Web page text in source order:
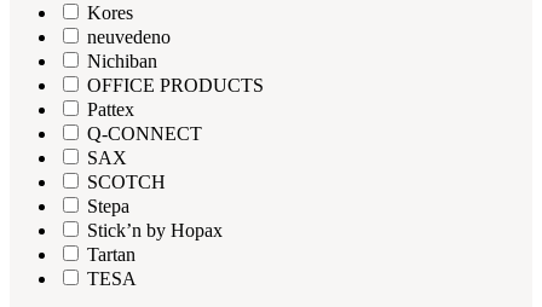
Kores
neuvedeno
Nichiban
OFFICE PRODUCTS
Pattex
Q-CONNECT
SAX
SCOTCH
Stepa
Stick’n by Hopax
Tartan
TESA